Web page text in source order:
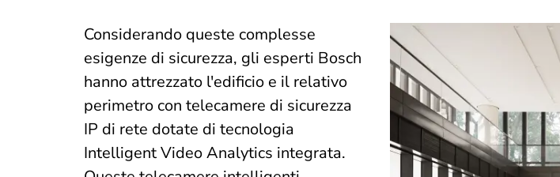
Considerando queste complesse
esigenze di sicurezza, gli esperti Bosch
hanno attrezzato l'edificio e il relativo
perimetro con telecamere di sicurezza
IP di rete dotate di tecnologia
Intelligent Video Analytics integrata.